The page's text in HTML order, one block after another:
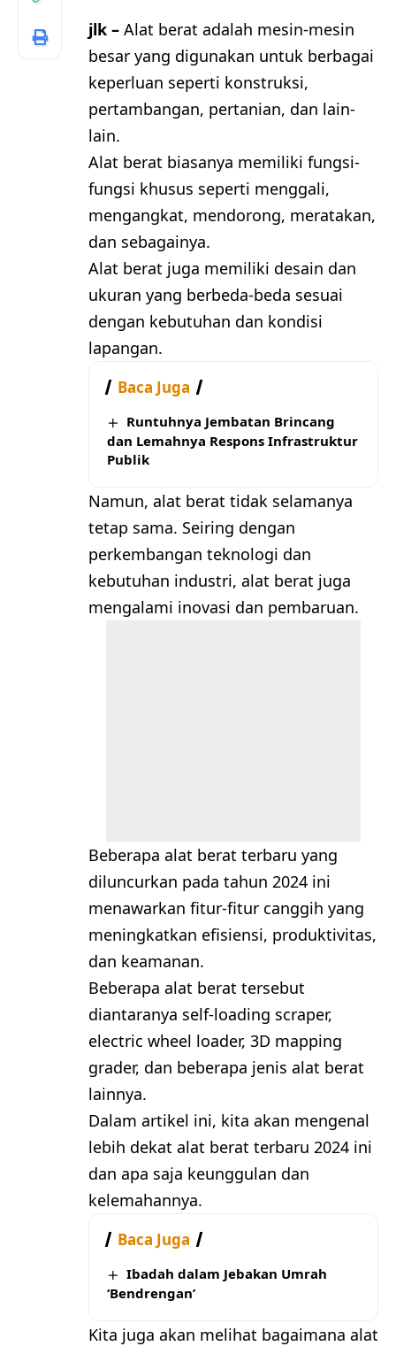
jlk – Alat berat adalah mesin-mesin
besar yang digunakan untuk berbagai
keperluan seperti konstruksi,
pertambangan, pertanian, dan lain-
lain.
Alat berat biasanya memiliki fungsi-
fungsi khusus seperti menggali,
mengangkat, mendorong, meratakan,
dan sebagainya.
Alat berat juga memiliki desain dan
ukuran yang berbeda-beda sesuai
dengan kebutuhan dan kondisi
lapangan.
Baca Juga
Runtuhnya Jembatan Brincang
dan Lemahnya Respons Infrastruktur
Publik
Namun, alat berat tidak selamanya
tetap sama. Seiring dengan
perkembangan teknologi dan
kebutuhan industri, alat berat juga
mengalami inovasi dan pembaruan.
Beberapa alat berat terbaru yang
diluncurkan pada tahun 2024 ini
menawarkan fitur-fitur canggih yang
meningkatkan efisiensi, produktivitas,
dan keamanan.
Beberapa alat berat tersebut
diantaranya self-loading scraper,
electric wheel loader, 3D mapping
grader, dan beberapa jenis alat berat
lainnya.
Dalam artikel ini, kita akan mengenal
lebih dekat alat berat terbaru 2024 ini
dan apa saja keunggulan dan
kelemahannya.
Baca Juga
Ibadah dalam Jebakan Umrah
‘Bendrengan’
Kita juga akan melihat bagaimana alat